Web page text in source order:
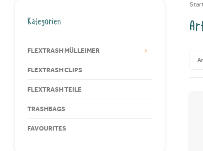
Kategorien
FLEXTRASH MÜLLEIMER
FLEXTRASH CLIPS
FLEXTRASH TEILE
TRASHBAGS
FAVOURITES